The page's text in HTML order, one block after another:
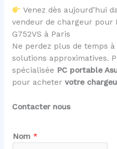
Venez dès aujourd’hui
vendeur de chargeur pour
G752VS à Paris
Ne perdez plus de temps
solutions approximatives.
spécialisée PC portable
pour acheter votre
Contacter nous
o
u
Nom *